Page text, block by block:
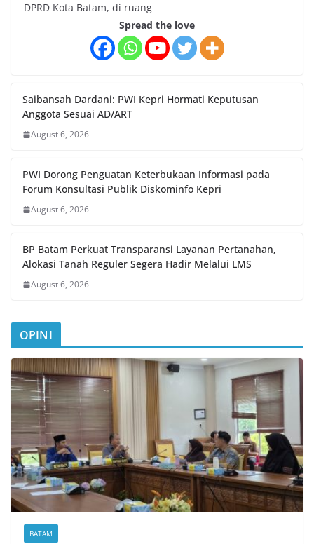
DPRD Kota Batam, di ruang
Spread the love
Saibansah Dardani: PWI Kepri Hormati Keputusan
Anggota Sesuai AD/ART
August 6, 2026
PWI Dorong Penguatan Keterbukaan Informasi pada
Forum Konsultasi Publik Diskominfo Kepri
August 6, 2026
BP Batam Perkuat Transparansi Layanan Pertanahan,
Alokasi Tanah Reguler Segera Hadir Melalui LMS
August 6, 2026
OPINI
BATAM